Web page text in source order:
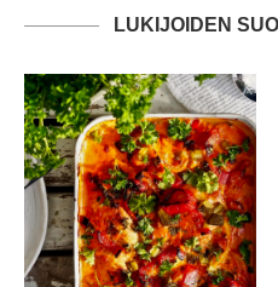
LUKIJOIDEN